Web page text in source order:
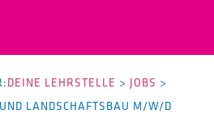
DEINE LEHRSTELLE > JOBS >
LANDSCHAFTSBAU M/W/D